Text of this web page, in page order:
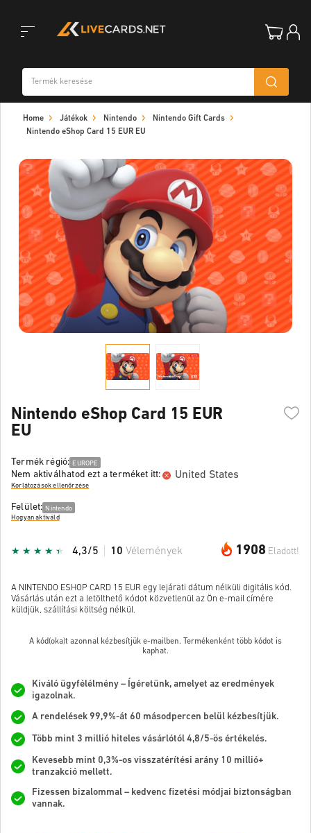
navigation
Home Játékok Nintendo
Nintendo Gift Cards
Nintendo eShop Card 15 EUR EU
Nintendo eShop Card 15 EUR
EU
Termék régió: EUROPE
Nem aktiválhatod ezt a terméket itt: United States
Korlátozások ellenőrzése
Felület: Nintendo
Hogyan aktiváld
1908 Eladott!
4,3/5 10 Vélemények
A NINTENDO ESHOP CARD 15 EUR egy lejárati dátum nélküli digitális kód.
Vásárlás után ezt a letölthető kódot közvetlenül az Ön e-mail címére
küldjük, szállítási költség nélkül.
A kód(oka)t azonnal kézbesítjük e-mailben. Termékenként több kódot is
kaphat.
Kiváló ügyfélélmény – Ígéretünk, amelyet az eredmények
igazolnak.
A rendelések 99,9%-át 60 másodpercen belül kézbesítjük.
Több mint 3 millió hiteles vásárlótól 4,8/5-ös értékelés.
Kevesebb mint 0,3%-os visszatérítési arány 10 millió+
tranzakció mellett.
Fizessen bizalommal – kedvenc fizetési módjai biztonságban
vannak.